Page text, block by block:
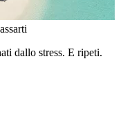
dallo stress. E ripeti.